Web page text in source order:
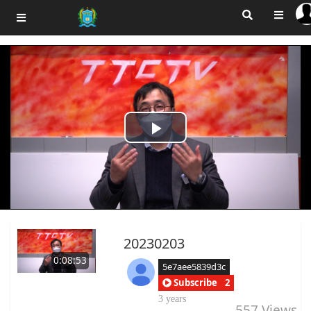
Play
Video
0:08:53
20230203
5e7aee5839d3c
Subscribe
2
3 years